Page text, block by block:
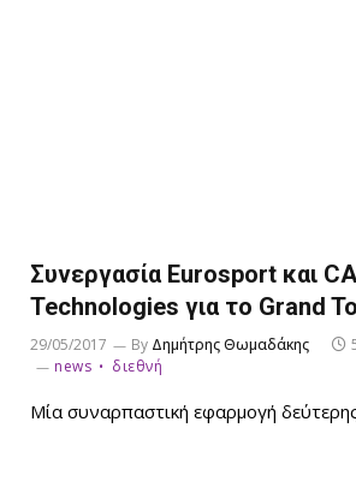
Συνεργασία Eurosport και CA
Technologies για το Grand
29/05/2017 By Δημήτρης Θωμαδάκης
news
διεθνή
Μία συναρπαστική εφαρμογή